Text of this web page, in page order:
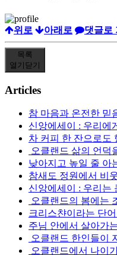
위로 아래로 댓글로
목록
열기 닫기
Articles
참 마음과 온전한 믿
신앙에세이 : 우리에
차 커피 한 잔으로도
오클랜드 삶의 언덕
낮아지고 높일 줄 아
참새도 정원에서 비
신앙에세이 : 우리는
오클랜드의 봄에는
크리스챤이라는 단
주님 안에서 살아가
오클랜드 한인들이
오클랜드에서 나이